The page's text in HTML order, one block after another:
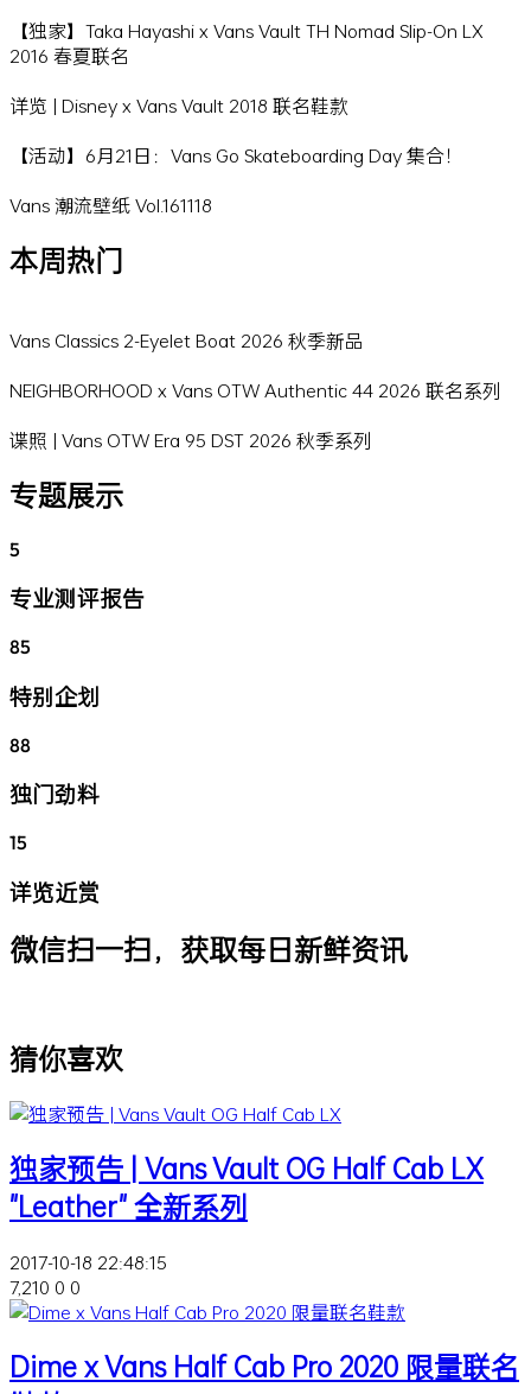
【独家】Taka Hayashi x Vans Vault TH Nomad Slip-On LX
2016 春夏联名
详览 | Disney x Vans Vault 2018 联名鞋款
【活动】6月21日：Vans Go Skateboarding Day 集合！
Vans 潮流壁纸 Vol.161118
本周热门
Vans Classics 2-Eyelet Boat 2026 秋季新品
NEIGHBORHOOD x Vans OTW Authentic 44 2026 联名系列
谍照 | Vans OTW Era 95 DST 2026 秋季系列
专题展示
5
专业测评报告
85
特别企划
88
独门劲料
15
详览近赏
微信扫一扫，获取每日新鲜资讯
猜你喜欢
独家预告 | Vans Vault OG Half Cab LX
"Leather" 全新系列
2017-10-18 22:48:15
7,210 0 0
Dime x Vans Half Cab Pro 2020 限量联名